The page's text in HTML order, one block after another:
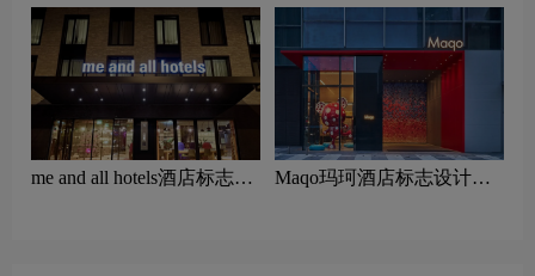
me and all hotels酒店标志设
Maqo玛珂酒店标志设计含